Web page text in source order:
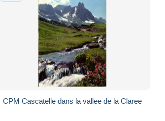
CPM Cascatelle dans la vallee de la Claree